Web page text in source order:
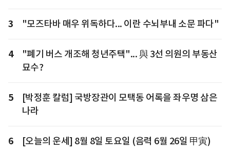
3 "모즈타바 매우 위독하다... 이란 수뇌부내 소문 파다"
4
"폐기 버스 개조해 청년주택"... 與 3선 의원의 부동산
묘수?
5
[박정훈 칼럼] 국방장관이 모택동 어록을 좌우명 삼은
나라
6 [오늘의 운세] 8월 8일 토요일 (음력 6월 26일 甲寅)